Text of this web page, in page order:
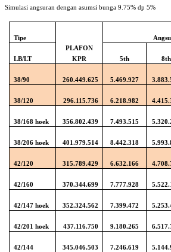
Simulasi angsuran dengan asumsi bunga 9.75% dp 5%
Tipe
PLAFON
KPR
LB/LT 5th 8th
38/90 260.449.625 5.469.927
38/120 296.115.736 6.218.982
38/168 hoek 356.802.439 7.493.515
38/206 hoek 401.979.514 8.442.318
42/120 315.789.429 6.632.166
42/160 370.344.699 7.777.928
42/147 hoek 352.324.562 7.399.472
42/201 hoek 437.116.750 9.180.265
42/144 345.046.503 7.246.619